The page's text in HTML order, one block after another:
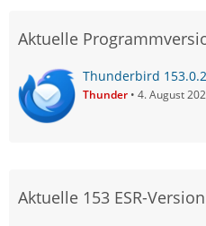
Aktuelle
Thunderbird
Thunder 4. August
Aktuelle 153 ESR-Version